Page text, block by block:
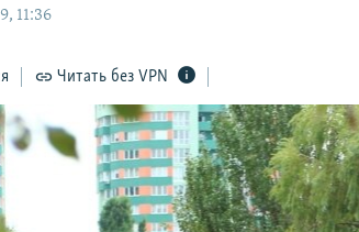
11:36
Читать без VPN